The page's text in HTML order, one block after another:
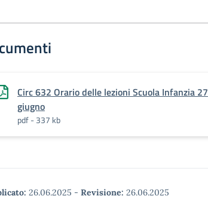
Circ 632 Orario delle lezioni Scuola Infanzia 27
giugno
pdf - 337 kb
26.06.2025 - Revisione: 26.06.2025